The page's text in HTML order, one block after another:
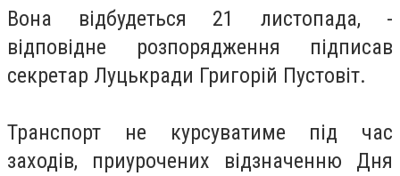
Вона відбудеться 21 листопада, -
відповідне розпорядження підписав
секретар Луцькради Григорій Пустовіт.
Транспорт не курсуватиме під час
заходів, приурочених відзначенню Дня